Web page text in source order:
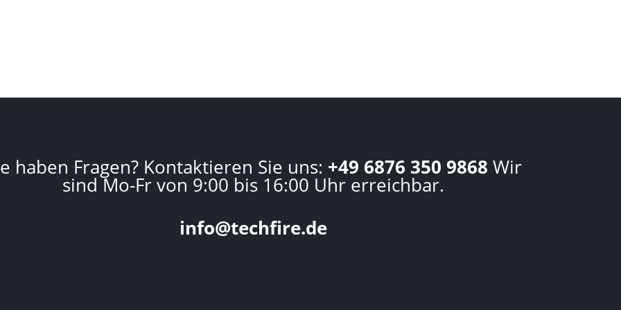
haben Fragen? Kontaktieren Sie uns: +49 6876 350 9868 Wir
sind Mo-Fr von 9:00 bis 16:00 Uhr erreichbar.
info@techfire.de